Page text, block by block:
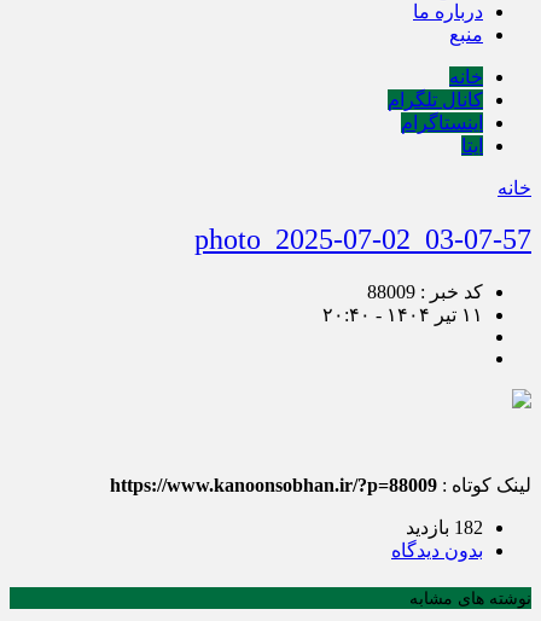
درباره ما
منبع
خانه
کانال تلگرام
اینستاگرام
ایتا
خانه
photo_2025-07-02_03-07-57
کد خبر : 88009
۱۱ تیر ۱۴۰۴ - ۲۰:۴۰
لینک کوتاه : https://www.kanoonsobhan.ir/?p=88009
182 بازدید
بدون دیدگاه
نوشته های مشابه